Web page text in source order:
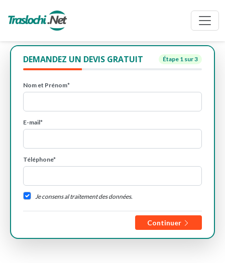
DEMANDEZ UN DEVIS GRATUIT Étape 1 sur 3
Nom et Prénom*
E-mail*
Téléphone*
Je consens al traitement des données.
Continuer